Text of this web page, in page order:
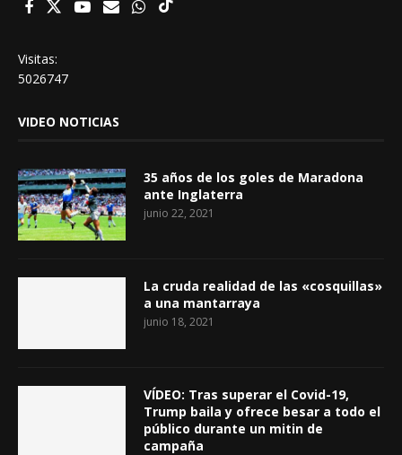
Visitas:
5026747
VIDEO NOTICIAS
35 años de los goles de Maradona
ante Inglaterra
junio 22, 2021
La cruda realidad de las «cosquillas»
a una mantarraya
junio 18, 2021
VÍDEO: Tras superar el Covid-19,
Trump baila y ofrece besar a todo el
público durante un mitin de
campaña